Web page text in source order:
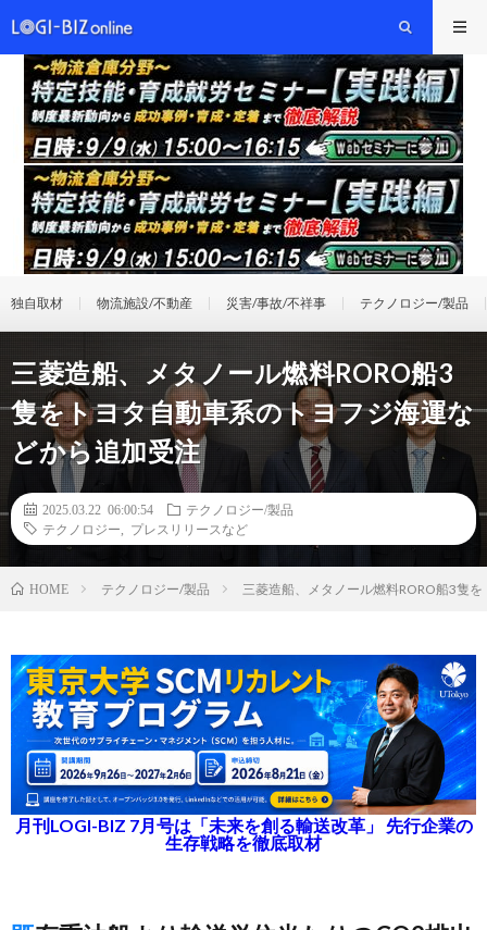
独自取材 物流施設/不動産 災害/事故/不祥事 テクノロジー/製品
三菱造船、メタノール燃料RORO船3
隻をトヨタ自動車系のトヨフジ海運な
どから追加受注
2025.03.22 06:00:54
テクノロジー/製品
テクノロジー
プレスリリースなど
HOME テクノロジー/製品 三菱造船、メタノール燃料RORO船3隻
月刊LOGI-BIZ 7月号は「未来を創る輸送改革」 先行企業の
生存戦略を徹底取材